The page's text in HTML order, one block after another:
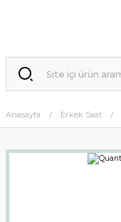
Anasayfa Erkek Saat